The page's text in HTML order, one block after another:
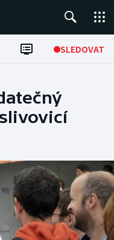
SLEDOVAT